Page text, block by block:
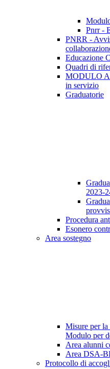
Pnrr -
PNRR -
Educazione
Quadri di
MODULO
in servizio
Graduatorie
2023-
Procedura
Esonero
Area sostegno
Misure per la
Modulo per
Area alunni
Area DSA-
Protocollo di